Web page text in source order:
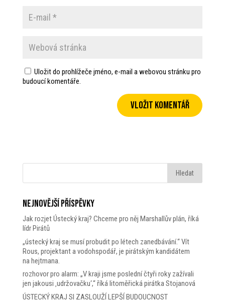
Uložit do prohlížeče jméno, e-mail a webovou stránku pro
budoucí komentáře.
Nejnovější příspěvky
Jak rozjet Ústecký kraj? Chceme pro něj Marshallův plán, říká
lídr Pirátů
„ústecký kraj se musí probudit po létech zanedbávání.“ Vít
Rous, projektant a vodohspodář, je pirátským kandidátem
na hejtmana.
rozhovor pro alarm: „V kraji jsme poslední čtyři roky zažívali
jen jakousi ‚udržovačku‘,“ říká litoměřická pirátka Stojanová
ÚSTECKÝ KRAJ SI ZASLOUŽÍ LEPŠÍ BUDOUCNOST